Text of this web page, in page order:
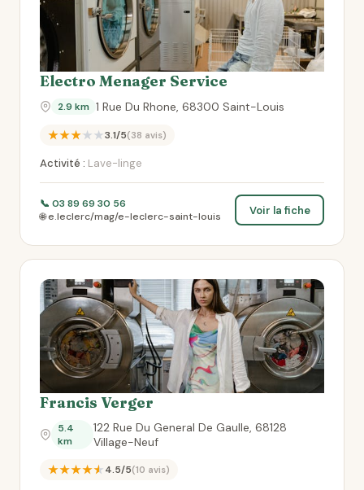
Electro Menager Service
2.9 km 1 Rue Du Rhone, 68300 Saint-Louis
★★★★★3.1/5(38 avis)
Activité : Lave-linge
📞 03 89 69 30 56
🌐 e.leclerc/mag/e-leclerc-saint-louis
Voir la fiche
Francis Verger
5.4
km
122 Rue Du General De Gaulle, 68128
Village-Neuf
★★★★★4.5/5(10 avis)